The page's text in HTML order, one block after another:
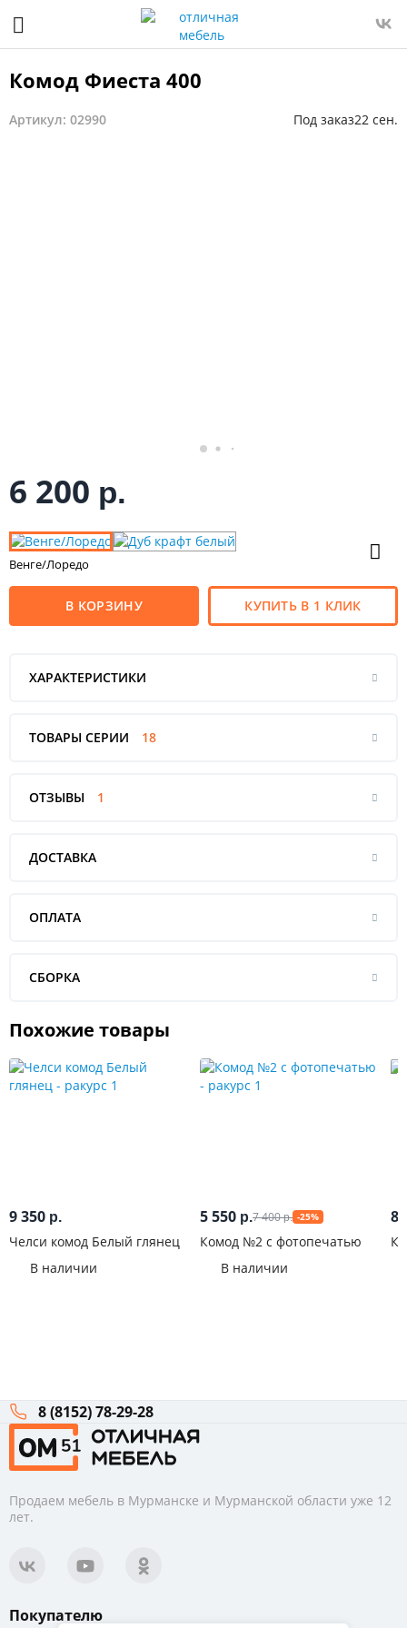
Комод Фиеста 400
Артикул: 02990 Под заказ22 сен.
6 200 р.
Венге/Лоредо
В КОРЗИНУ КУПИТЬ В 1 КЛИК
ХАРАКТЕРИСТИКИ
ТОВАРЫ СЕРИИ 18
ОТЗЫВЫ 1
ДОСТАВКА
ОПЛАТА
СБОРКА
Похожие товары
9 350 р.
Челси комод Белый глянец
В наличии
5 550 р.7 400р. -25%
Комод №2 с фотопечатью
В наличии
8
8 (8152) 78-29-28
Продаем мебель в Мурманске и Мурманской области уже 12
лет.
Покупателю